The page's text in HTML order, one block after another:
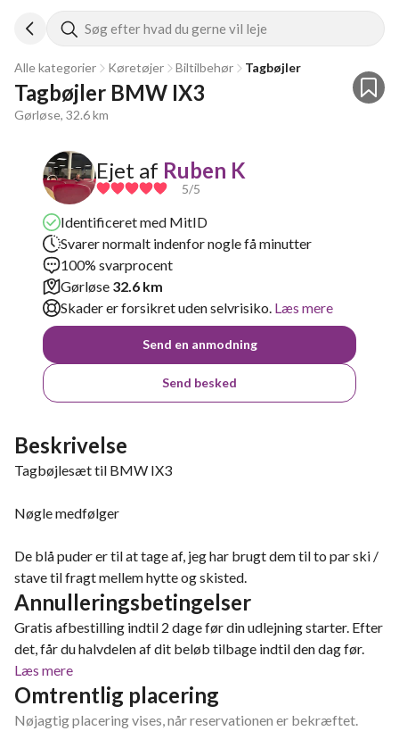
Søg efter hvad du gerne vil leje
Alle kategorier Køretøjer Biltilbehør Tagbøjler
Tagbøjler BMW IX3
Gørløse, 32.6 km
Ejet af Ruben K
5/5
Identificeret med MitID
Svarer normalt indenfor nogle få minutter
100% svarprocent
Gørløse 32.6 km
Skader er forsikret uden selvrisiko. Læs mere
Send en anmodning
Send besked
Beskrivelse
Tagbøjlesæt til BMW IX3
Nøgle medfølger
De blå puder er til at tage af, jeg har brugt dem til to par ski /
stave til fragt mellem hytte og skisted.
Annulleringsbetingelser
Gratis afbestilling indtil 2 dage før din udlejning starter. Efter
det, får du halvdelen af dit beløb tilbage indtil den dag før.
Læs mere
Omtrentlig placering
Nøjagtig placering vises, når reservationen er bekræftet.